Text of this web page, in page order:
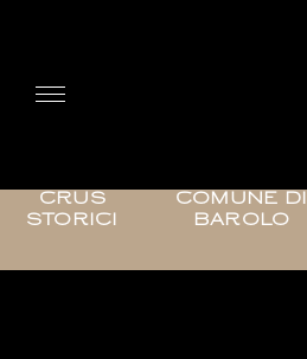
CRUS
STORICI
COMUNE DI
BAROLO